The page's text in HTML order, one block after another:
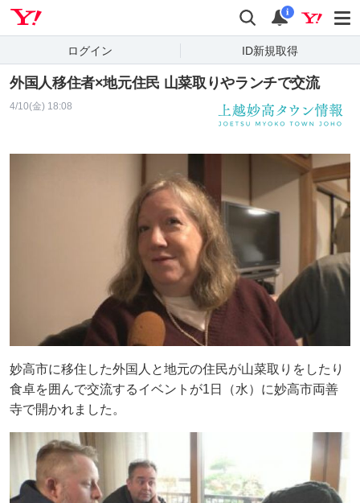
検索 通知
i
ログイン ID新規取得
外国人移住者×地元住民 山菜取りやランチで交流
4/10(金) 18:08
妙高市に移住した外国人と地元の住民が山菜取りをしたり
食卓を囲んで交流するイベントが1日（水）に妙高市両善
寺で開かれました。